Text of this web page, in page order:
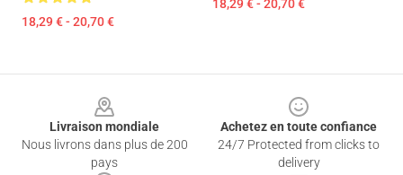
18,29 € - 20,70 €
18,29 € - 20,70 €
Livraison mondiale
Nous livrons dans plus de 200
pays
Achetez en toute confiance
24/7 Protected from clicks to
delivery